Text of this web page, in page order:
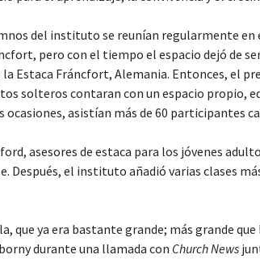
del instituto se reunían regularmente en
pero con el tiempo el espacio dejó de
Estaca Fráncfort, Alemania. Entonces, el
solteros contaran con un espacio propio,
asistían más de 60 participantes
asesores de estaca para los jóvenes
Después, el instituto añadió varias clases
que ya era bastante grande; más grande
durante una llamada con Church News